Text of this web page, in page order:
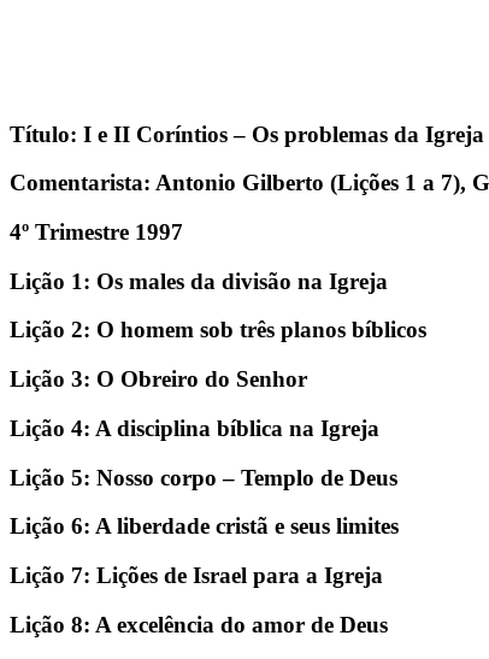
Título: I e II Coríntios – Os problemas da Igreja
Comentarista: Antonio Gilberto (Lições 1 a 7),
4º Trimestre 1997
Lição 1: Os males da divisão na Igreja
Lição 2: O homem sob três planos bíblicos
Lição 3: O Obreiro do Senhor
Lição 4: A disciplina bíblica na Igreja
Lição 5: Nosso corpo – Templo de Deus
Lição 6: A liberdade cristã e seus limites
Lição 7: Lições de Israel para a Igreja
Lição 8: A excelência do amor de Deus